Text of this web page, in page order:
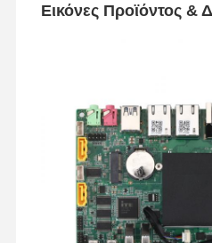
Εικόνες Προϊόντος &